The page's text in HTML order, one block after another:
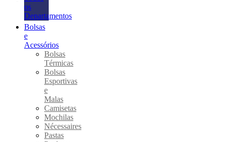
os
Departamentos
Bolsas
e
Acessórios
Bolsas
Térmicas
Bolsas
Esportivas
e
Malas
Camisetas
Mochilas
Nécessaires
Pastas